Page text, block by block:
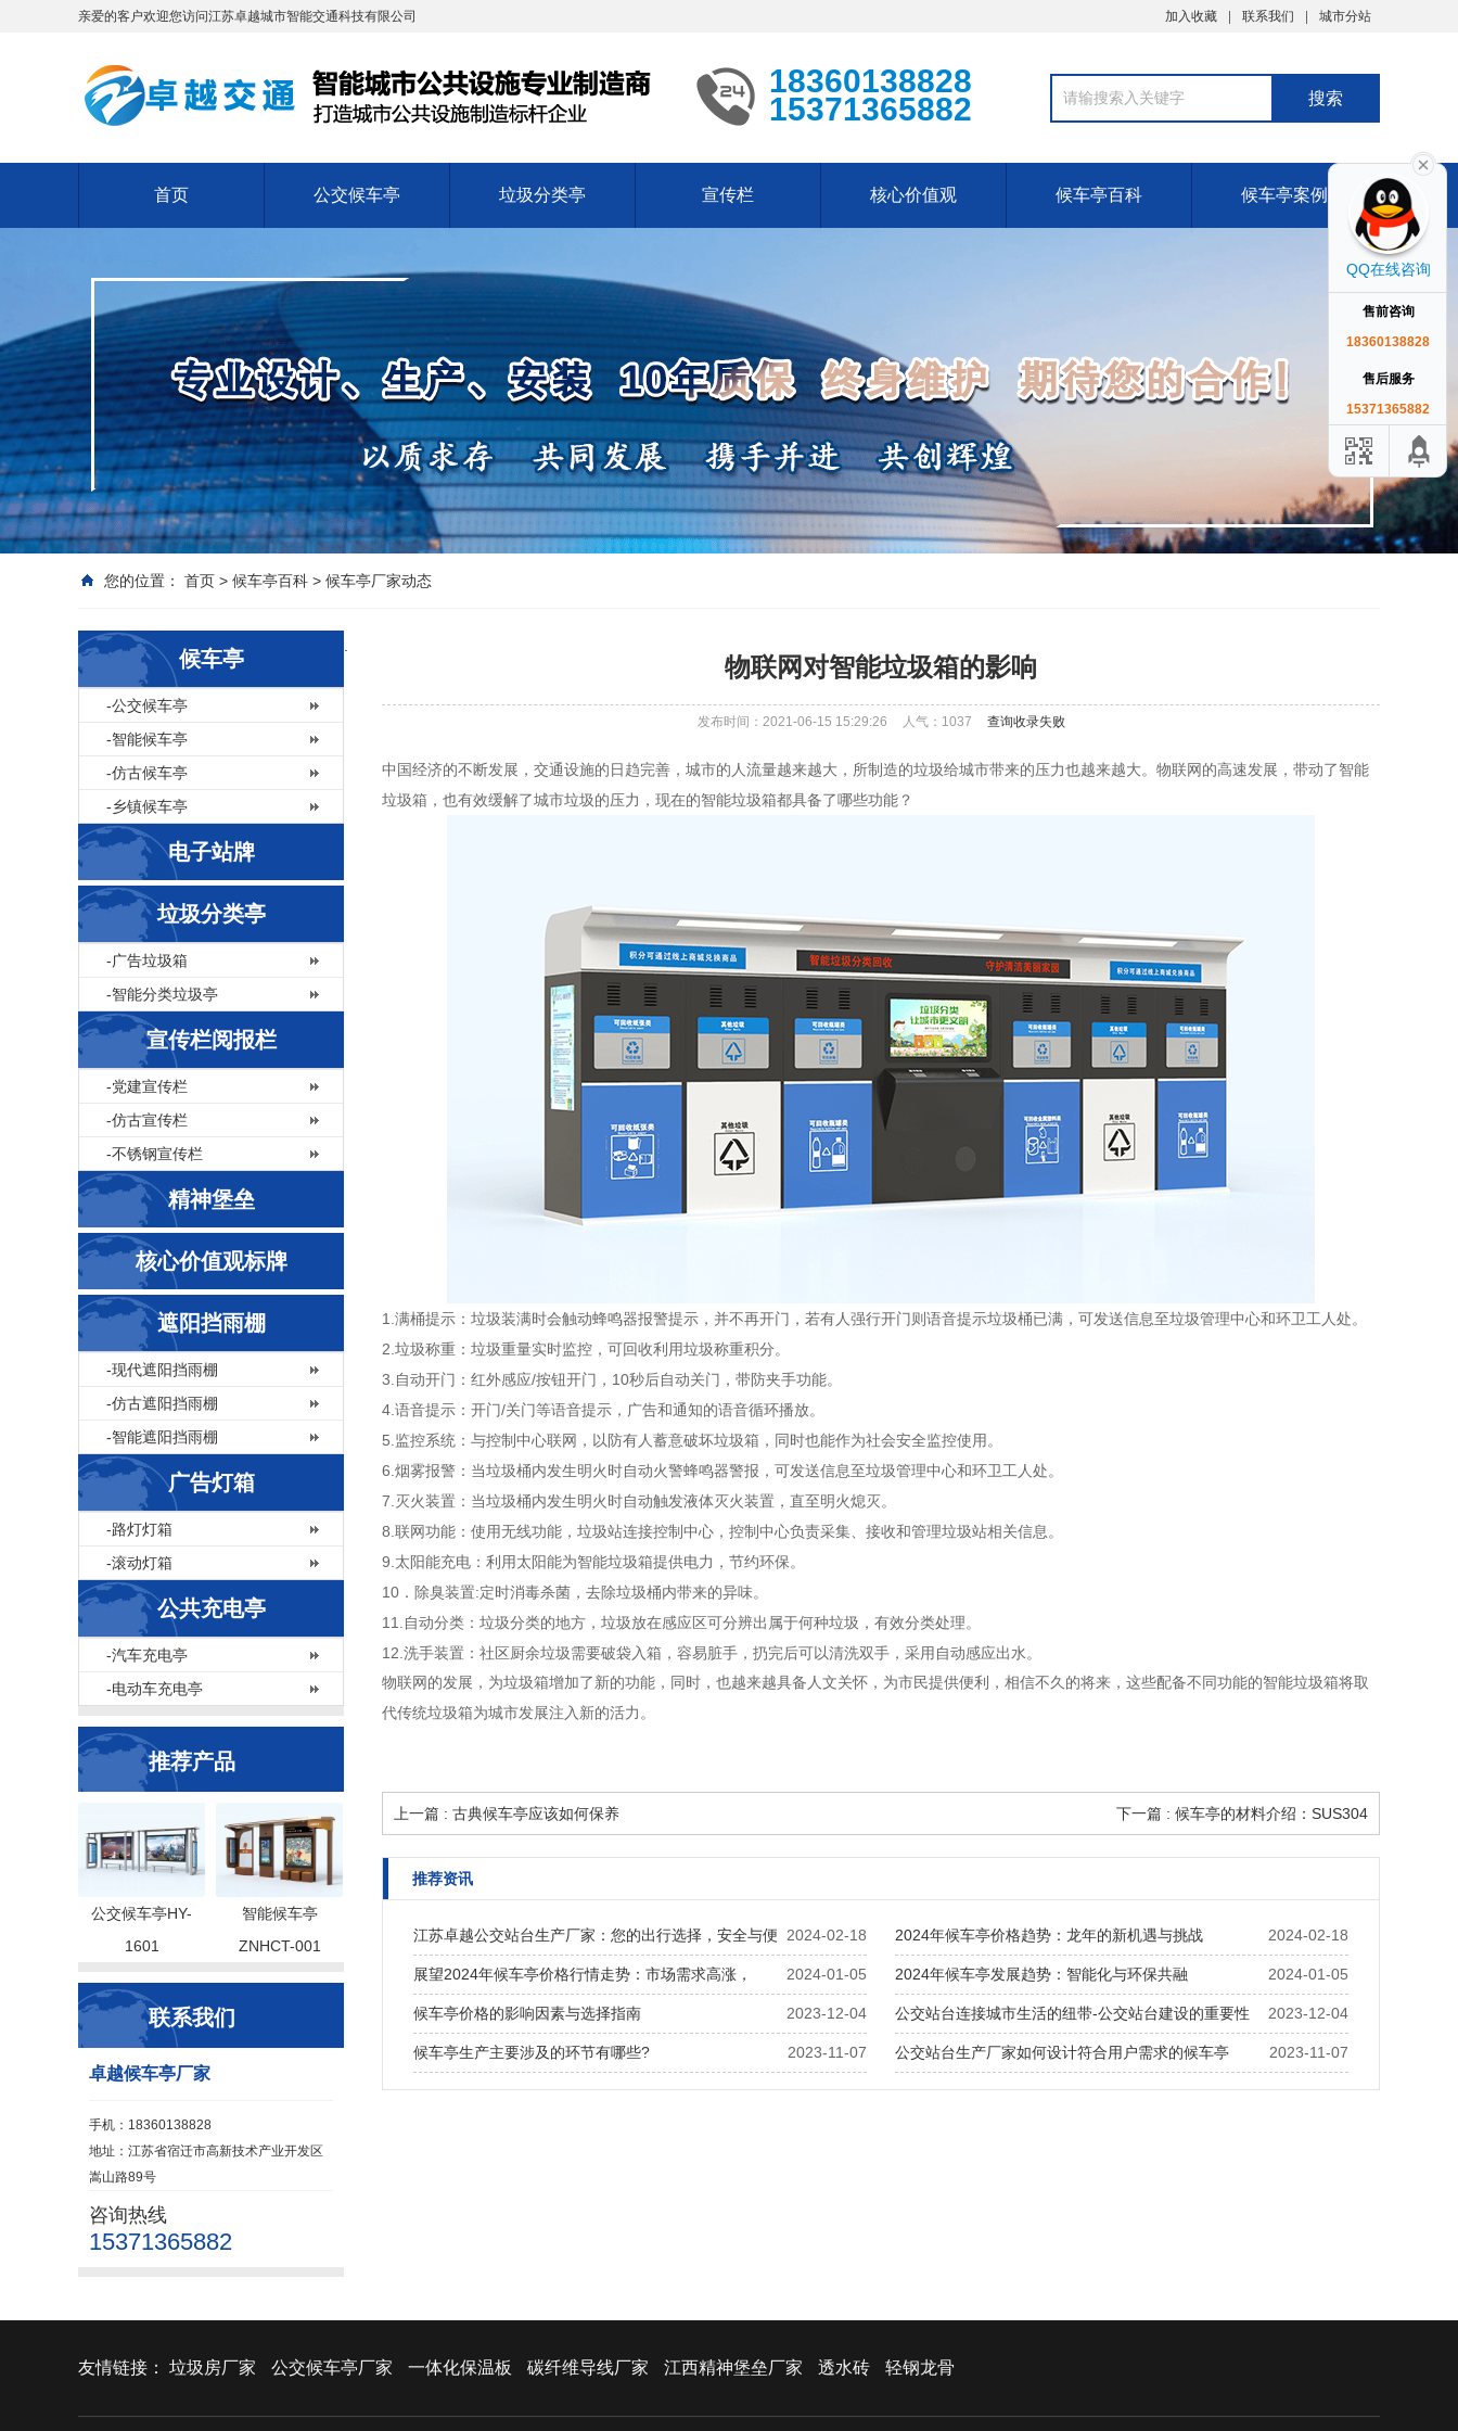
亲爱的客户欢迎您访问江苏卓越城市智能交通科技有限公司 加入收藏 联系我们 城市分站
18360138828
15371365882
首页 公交候车亭 垃圾分类亭 宣传栏 核心价值观 候车亭百科 候车亭案例
您的位置： 首页 > 候车亭百科 > 候车亭厂家动态
候车亭
-公交候车亭
-智能候车亭
-仿古候车亭
-乡镇候车亭
电子站牌
垃圾分类亭
-广告垃圾箱
-智能分类垃圾亭
宣传栏阅报栏
-党建宣传栏
-仿古宣传栏
-不锈钢宣传栏
精神堡垒
核心价值观标牌
遮阳挡雨棚
-现代遮阳挡雨棚
-仿古遮阳挡雨棚
-智能遮阳挡雨棚
广告灯箱
-路灯灯箱
-滚动灯箱
公共充电亭
-汽车充电亭
-电动车充电亭
推荐产品
公交候车亭HY-
1601
智能候车亭
ZNHCT-001
联系我们
卓越候车亭厂家
手机：18360138828
地址：江苏省宿迁市高新技术产业开发区
嵩山路89号
咨询热线
15371365882
物联网对智能垃圾箱的影响
发布时间：2021-06-15 15:29:26 人气： 1037 查询收录失败
中国经济的不断发展，交通设施的日趋完善，城市的人流量越来越大，所制造的垃圾给城市带来的压力也越来越大。物联网的高速发展，带动了智能
垃圾箱，也有效缓解了城市垃圾的压力，现在的智能垃圾箱都具备了哪些功能？
1.满桶提示：垃圾装满时会触动蜂鸣器报警提示，并不再开门，若有人强行开门则语音提示垃圾桶已满，可发送信息至垃圾管理中心和环卫工人处。
2.垃圾称重：垃圾重量实时监控，可回收利用垃圾称重积分。
3.自动开门：红外感应/按钮开门，10秒后自动关门，带防夹手功能。
4.语音提示：开门/关门等语音提示，广告和通知的语音循环播放。
5.监控系统：与控制中心联网，以防有人蓄意破坏垃圾箱，同时也能作为社会安全监控使用。
6.烟雾报警：当垃圾桶内发生明火时自动火警蜂鸣器警报，可发送信息至垃圾管理中心和环卫工人处。
7.灭火装置：当垃圾桶内发生明火时自动触发液体灭火装置，直至明火熄灭。
8.联网功能：使用无线功能，垃圾站连接控制中心，控制中心负责采集、接收和管理垃圾站相关信息。
9.太阳能充电：利用太阳能为智能垃圾箱提供电力，节约环保。
10．除臭装置:定时消毒杀菌，去除垃圾桶内带来的异味。
11.自动分类：垃圾分类的地方，垃圾放在感应区可分辨出属于何种垃圾，有效分类处理。
12.洗手装置：社区厨余垃圾需要破袋入箱，容易脏手，扔完后可以清洗双手，采用自动感应出水。
物联网的发展，为垃圾箱增加了新的功能，同时，也越来越具备人文关怀，为市民提供便利，相信不久的将来，这些配备不同功能的智能垃圾箱将取
代传统垃圾箱为城市发展注入新的活力。
上一篇 : 古典候车亭应该如何保养 下一篇 : 候车亭的材料介绍：SUS304
推荐资讯
2024-02-18
江苏卓越公交站台生产厂家：您的出行选择，安全与便 2024-02-18
2024年候车亭价格趋势：龙年的新机遇与挑战
2024-01-05
展望2024年候车亭价格行情走势：市场需求高涨， 2024-01-05
2024年候车亭发展趋势：智能化与环保共融
2023-12-04
候车亭价格的影响因素与选择指南 2023-12-04
公交站台连接城市生活的纽带-公交站台建设的重要性
2023-11-07
候车亭生产主要涉及的环节有哪些? 2023-11-07
公交站台生产厂家如何设计符合用户需求的候车亭
友情链接： 垃圾房厂家 公交候车亭厂家 一体化保温板 碳纤维导线厂家 江西精神堡垒厂家 透水砖 轻钢龙骨
QQ在线咨询
售前咨询
18360138828
售后服务
15371365882